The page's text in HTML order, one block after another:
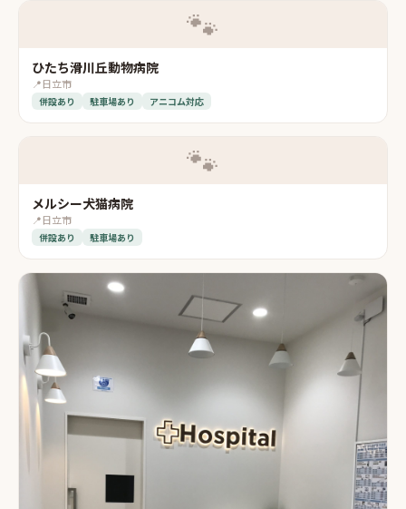
🐾
ひたち滑川丘動物病院
📍日立市
併設あり 駐車場あり アニコム対応
🐾
メルシー犬猫病院
📍日立市
併設あり 駐車場あり